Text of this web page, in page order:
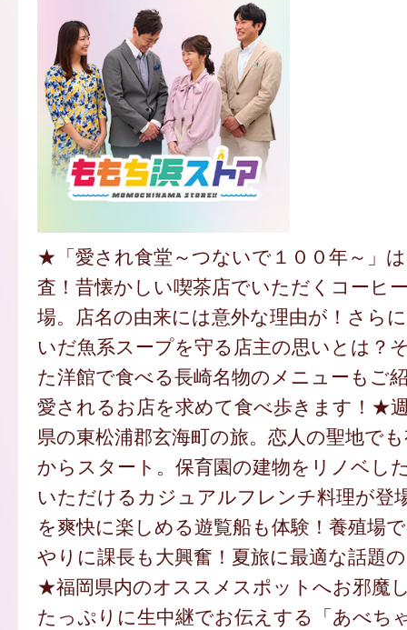
★「愛され食堂～つないで１００年～」
査！昔懐かしい喫茶店でいただくコーヒ
場。店名の由来には意外な理由が！さら
いだ魚系スープを守る店主の思いとは？
た洋館で食べる長崎名物のメニューもご
愛されるお店を求めて食べ歩きます！★
県の東松浦郡玄海町の旅。恋人の聖地で
からスタート。保育園の建物をリノベし
いただけるカジュアルフレンチ料理が登
を爽快に楽しめる遊覧船も体験！養殖場
やりに課長も大興奮！夏旅に最適な話題
★福岡県内のオススメスポットへお邪魔
たっぷりに生中継でお伝えする「あべち